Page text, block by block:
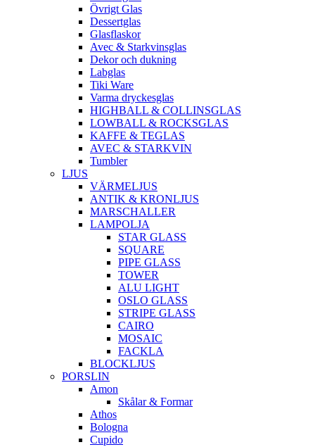
Övrigt Glas
Dessertglas
Glasflaskor
Avec & Starkvinsglas
Dekor och dukning
Labglas
Tiki Ware
Varma dryckesglas
HIGHBALL & COLLINSGLAS
LOWBALL & ROCKSGLAS
KAFFE & TEGLAS
AVEC & STARKVIN
Tumbler
LJUS
VÄRMELJUS
ANTIK & KRONLJUS
MARSCHALLER
LAMPOLJA
STAR GLASS
SQUARE
PIPE GLASS
TOWER
ALU LIGHT
OSLO GLASS
STRIPE GLASS
CAIRO
MOSAIC
FACKLA
BLOCKLJUS
PORSLIN
Amon
Skålar & Formar
Athos
Bologna
Cupido